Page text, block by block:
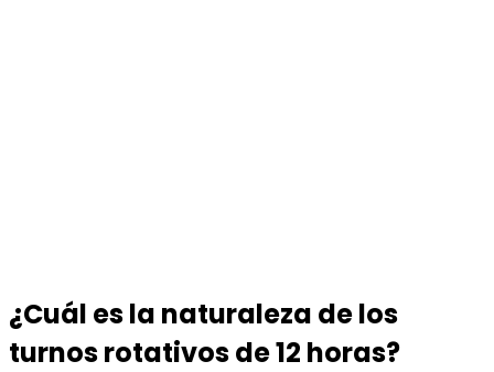
¿Cuál es la naturaleza de los
turnos rotativos de 12 horas?